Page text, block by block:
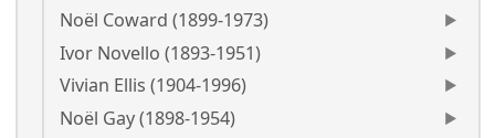
Noël Coward (1899-1973)
Ivor Novello (1893-1951)
Vivian Ellis (1904-1996)
Noël Gay (1898-1954)